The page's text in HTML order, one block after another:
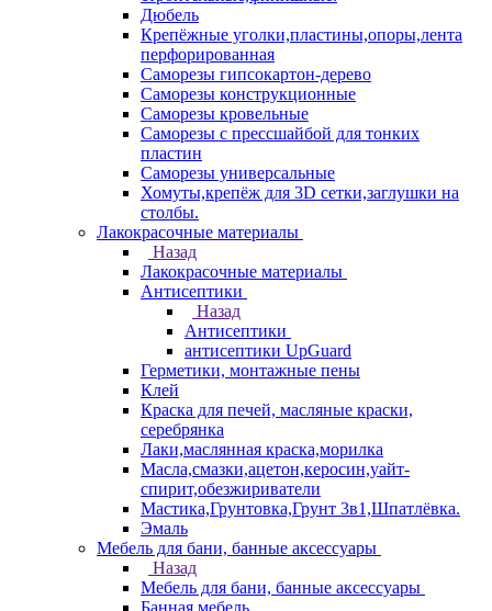
Дюбель
Крепёжные уголки,пластины,опоры,лента
перфорированная
Саморезы гипсокартон-дерево
Саморезы конструкционные
Саморезы кровельные
Саморезы с прессшайбой для тонких
пластин
Саморезы универсальные
Хомуты,крепёж для 3D сетки,заглушки на
столбы.
Лакокрасочные материалы
Назад
Лакокрасочные материалы
Антисептики
Назад
Антисептики
антисептики UpGuard
Герметики, монтажные пены
Клей
Краска для печей, масляные краски,
серебрянка
Лаки,маслянная краска,морилка
Масла,смазки,ацетон,керосин,уайт-
спирит,обезжириватели
Мастика,Грунтовка,Грунт 3в1,Шпатлёвка.
Эмаль
Мебель для бани, банные аксессуары
Назад
Мебель для бани, банные аксессуары
Банная мебель